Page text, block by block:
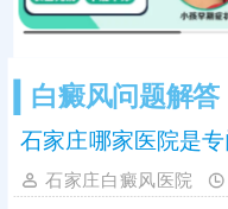
白癜风问题解答
石家庄哪家医院是
石家庄白癜风医院